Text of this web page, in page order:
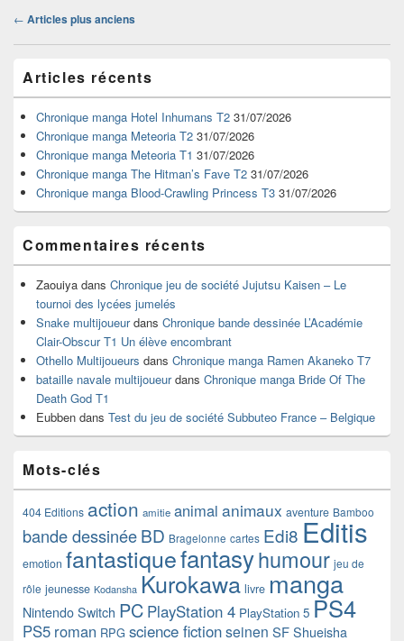
Navigation
articles
← Articles plus anciens
principale
de
widget
pour
barre
latérale
Articles récents
Chronique manga Hotel Inhumans T2 31/07/2026
Chronique manga Meteoria T2 31/07/2026
Chronique manga Meteoria T1 31/07/2026
Chronique manga The Hitman’s Fave T2 31/07/2026
Chronique manga Blood-Crawling Princess T3 31/07/2026
Commentaires récents
Zaouiya dans Chronique jeu de société Jujutsu Kaisen – Le
tournoi des lycées jumelés
Snake multijoueurdans Chronique bande dessinée L’Académie
Clair-Obscur T1 Un élève encombrant
Othello Multijoueurs dans Chronique manga Ramen Akaneko T7
bataille navale multijoueurdans Chronique manga Bride Of The
Death God T1
Eubben dans Test du jeu de société Subbuteo France – Belgique
Mots-clés
404 Editions action amitie animal animaux aventure Bamboo
bande dessinéeBD Bragelonne cartes Edi8 Editis
emotion fantastiquefantasyhumour jeu de
rôle jeunesse Kodansha Kurokawa livre manga
Nintendo Switch PC PlayStation 4 PlayStation 5 PS4
PS5 roman RPG science fictionseinen SF Shueisha